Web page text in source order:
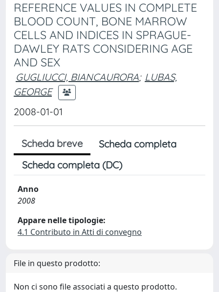
REFERENCE VALUES IN COMPLETE
BLOOD COUNT, BONE MARROW
CELLS AND INDICES IN SPRAGUE-
DAWLEY RATS CONSIDERING AGE
AND SEX
GUGLIUCCI, BIANCAURORA; LUBAS,
GEORGE
2008-01-01
Scheda breve
Scheda completa
Scheda completa (DC)
Anno
2008
Appare nelle tipologie:
4.1 Contributo in Atti di convegno
File in questo prodotto:
Non ci sono file associati a questo prodotto.